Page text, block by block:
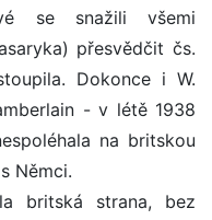
se snažili všemi
přesvědčit čs.
Dokonce i W.
- v létě 1938
na britskou
Němci.
britská strana, bez